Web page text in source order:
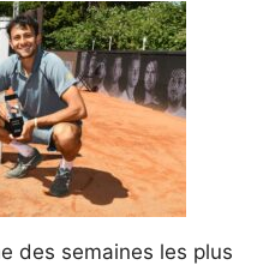
des semaines les plus